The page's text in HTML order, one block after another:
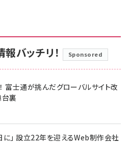
バッチリ！ Sponsored
富士通が挑んだグローバルサイト改
裏
」 設立22年を迎えるWeb制作会社